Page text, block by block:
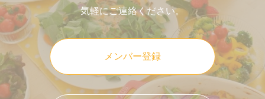
気軽にご連絡ください。
メンバー登録